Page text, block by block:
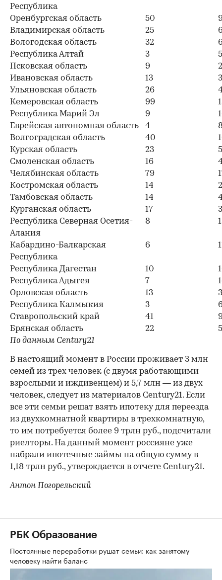
Республика
Оренбургская область
50
Владимирская область
25
Вологодская область
32
Республика Алтай
3
5
Псковская область
9
Ивановская область
13
Ульяновская область
26
Кемеровская область
99
Республика Марий Эл
9
Еврейская автономная область
4
Волгоградская область
40
Курская область
23
Смоленская область
16
Челябинская область
79
Костромская область
14
Тамбовская область
14
Курганская область
17
Республика Северная Осетия-
Алания
8
Кабардино-Балкарская
Республика
6
Республика Дагестан 10
Республика Адыгея
7
Орловская область
13
Республика Калмыкия
3
Ставропольский край
41
Брянская область
22
По данным Century21
В настоящий момент в России проживает 3 млн
семей из трех человек (с двумя работающими
взрослыми и иждивенцем) и 5,7 млн — из двух
человек, следует из материалов Century21. Если
все эти семьи решат взять ипотеку для переезда
из двухкомнатной квартиры в трехкомнатную,
то им потребуется более 9 трлн руб., подсчитали
риелторы. На данный момент россияне уже
набрали ипотечные займы на общую сумму в
1,18 трлн руб., утверждается в отчете Century21.
Антон Погорельский
РБК Образование
Постоянные переработки рушат семьи: как занятому
человеку найти баланс